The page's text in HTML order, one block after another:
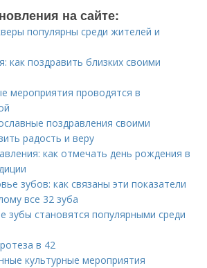
на сайте:
популярны среди жителей и
как поздравить близких своими
мероприятия проводятся в
поздравления своими
радость и веру
как отмечать день рождения в
зубов: как связаны эти показатели
все 32 зуба
зубы становятся популярными среди
в 42
культурные мероприятия